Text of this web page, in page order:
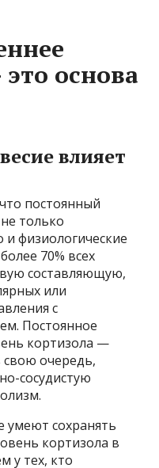
основа
влияет
постоянный
только
физиологические
70% всех
составляющую,
или
с
Постоянное
кортизола —
свою очередь,
сосудистую
сохранять
кортизола в
у тех, кто